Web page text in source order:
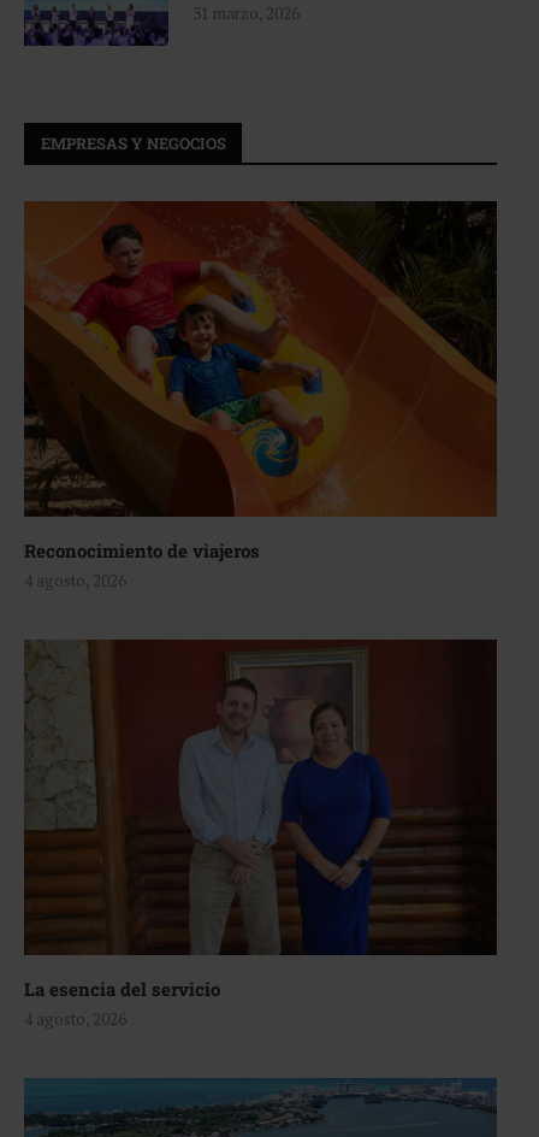
31 marzo, 2026
EMPRESAS Y NEGOCIOS
Reconocimiento de viajeros
4 agosto, 2026
La esencia del servicio
4 agosto, 2026